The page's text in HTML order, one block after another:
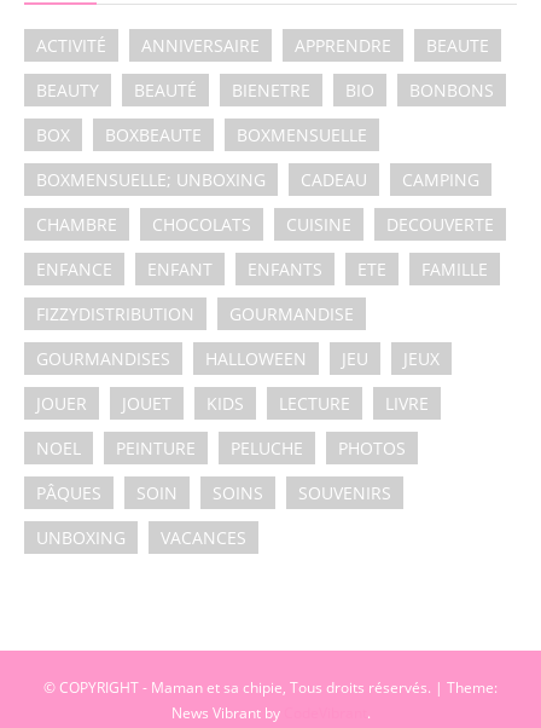
ACTIVITÉ ANNIVERSAIRE APPRENDRE
BEAUTE
BEAUTY
BEAUTÉ BIENETRE BIO
BONBONS
BOX
BOXBEAUTE
BOXMENSUELLE
BOXMENSUELLE; UNBOXING
CADEAU
CAMPING
CHAMBRE
CHOCOLATS CUISINE
DECOUVERTE
ENFANCE
ENFANT ENFANTS ETE
FAMILLE
FIZZYDISTRIBUTION
GOURMANDISE
GOURMANDISES
HALLOWEEN JEU
JEUX
JOUER
JOUET KIDS LECTURE
LIVRE
NOEL
PEINTURE PELUCHE
PHOTOS
PÂQUES
SOIN SOINS
SOUVENIRS
UNBOXING
VACANCES
© COPYRIGHT - Maman et sa chipie, Tous droits réservés. | Theme:
News Vibrant by
.